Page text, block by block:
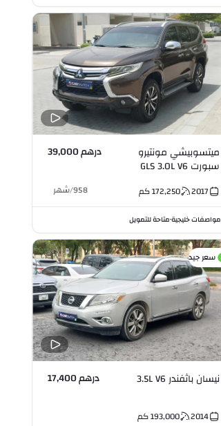
ميتسوبيشي مونتيرو
سبورت GLS 3.0L V6
درهم 39,000
2017
172,250كم 958
/شهر
مواصفات خليجية•متاحة للتمويل
سعر جيد
نيسان باثفندر 3.5L V6 درهم 17,400
2014
193,000كم